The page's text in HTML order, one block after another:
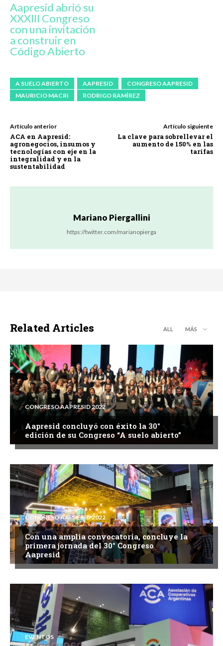
Aapresid abrió su
XXXIII Congreso
con una invitación
a construir en
Código Abierto
A SUELO ABIERTO AAPRESID
CONGRESO AAPRESID
MAURICIO MACRI
RODRIGO RAMÍREZ
Artículo anterior
ACA en Aapresid:
agronegocios, insumos y
tecnologías con eje en la
integralidad y en la
sustentabilidad
Artículo siguiente
La clave para sobrellevar el
aumento de 150% en las
tarifas
Mariano Piergallini
https://twitter.com/marianopierga
Related Articles ALL MÁS
CONGRESO AAPRESID 2022
Aapresid concluyó con éxito la 30°
edición de su Congreso “A suelo abierto”
CONGRESO AAPRESID 2022
Con una amplia convocatoria, concluye la
primera jornada del 30° Congreso
Aapresid
EVENTOS